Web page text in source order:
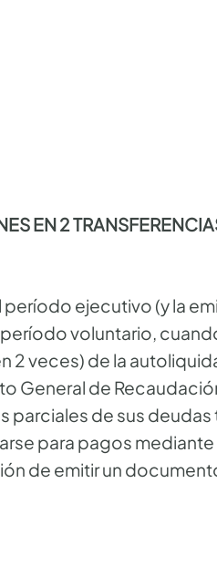
EN 2
ejecutivo (y la
voluntario,
2 veces) de la
General de
parciales de sus
para pagos
de emitir un